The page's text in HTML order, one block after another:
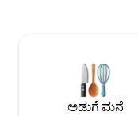
ಸಂಪರ್ಕಿತ ಟಿವಿ,
ಅಸಿಸ್ಟೆಂಟ್ ಸ್ಪೀಕರ್,
ಶವರ್, ಸರ್ವ್ ಮಾಡಿದ
ಅಡುಗೆ ಮನೆ